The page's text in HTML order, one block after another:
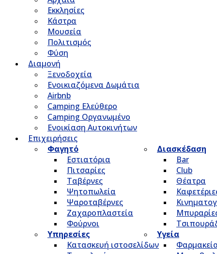
Εκκλησίες
Κάστρα
Μουσεία
Πολιτισμός
Φύση
Διαμονή
Ξενοδοχεία
Ενοικιαζόμενα Δωμάτια
Airbnb
Camping Ελεύθερο
Camping Οργανωμένο
Ενοικίαση Αυτοκινήτων
Επιχειρήσεις
Φαγητό
Εστιατόρια
Πιτσαρίες
Ταβέρνες
Ψητοπωλεία
Ψαροταβέρνες
Ζαχαροπλαστεία
Φούρνοι
Διασκέδαση
Bar
Club
Θέατρα
Υπηρεσίες
Κατασκευή ιστοσελίδων
Υγεία